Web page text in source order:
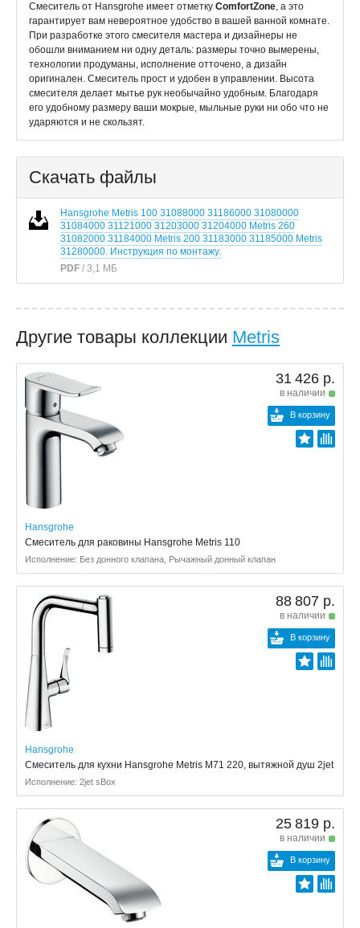
Смеситель от Hansgrohe имеет отметку ComfortZone, а это
гарантирует вам невероятное удобство в вашей ванной комнате.
При разработке этого смесителя мастера и дизайнеры не
обошли вниманием ни одну деталь: размеры точно вымерены,
технологии продуманы, исполнение отточено, а дизайн
оригинален. Смеситель прост и удобен в управлении. Высота
смесителя делает мытье рук необычайно удобным. Благодаря
его удобному размеру ваши мокрые, мыльные руки ни обо что не
ударяются и не скользят.
Скачать файлы
Hansgrohe Metris 100 31088000 31186000 31080000
31084000 31121000 31203000 31204000 Metris 260
31082000 31184000 Metris 200 31183000 31185000 Metris
31280000. Инструкция по монтажу.
PDF / 3,1 МБ
Другие товары коллекции Metris
31 426 р.
в наличии
В корзину
Hansgrohe
Смеситель для раковины Hansgrohe Metris 110
Исполнение: Без донного клапана, Рычажный донный клапан
88 807 р.
в наличии
В корзину
Hansgrohe
Смеситель для кухни Hansgrohe Metris M71 220, вытяжной душ 2jet
Исполнение: 2jet sBox
25 819 р.
в наличии
В корзину